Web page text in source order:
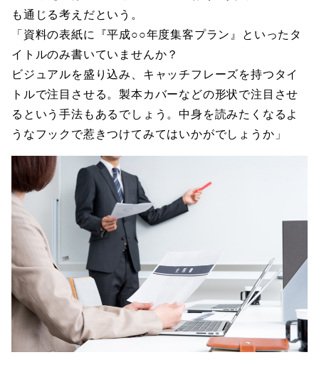
も通じる考えだという。
「資料の表紙に『平成○○年度集客プラン』といったタ
イトルのみ書いていませんか？
ビジュアルを盛り込み、キャッチフレーズを持つタイ
トルで注目させる。製本カバーなどの形状で注目させ
るという手法もあるでしょう。中身を読みたくなるよ
うなフックで惹きつけてみてはいかがでしょうか」